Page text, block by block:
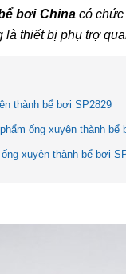
bơi Chinacó chức
là thiết bị phụ trợ
thành bể bơi SP2829
ống xuyên thành bể
xuyên thành bể bơi